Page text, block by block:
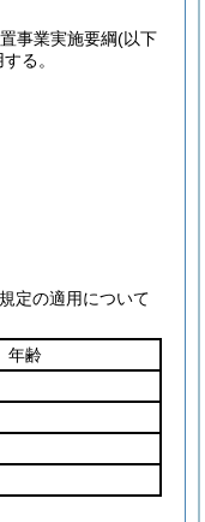
事業実施要綱(以下
る。
定の適用について
年齢